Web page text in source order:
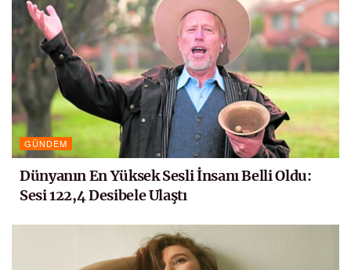
GÜNDEM
Dünyanın En Yüksek Sesli İnsanı Belli Oldu:
Sesi 122,4 Desibele Ulaştı